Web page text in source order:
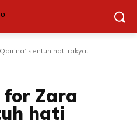
sentuh hati rakyat
for Zara
hati